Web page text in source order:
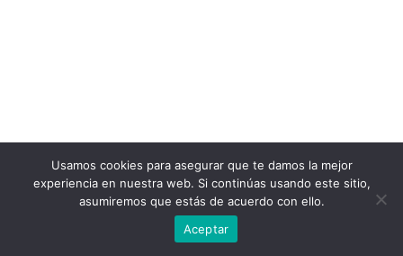
Usamos cookies para asegurar que te damos la mejor
experiencia en nuestra web. Si continúas usando este sitio,
asumiremos que estás de acuerdo con ello.
Aceptar